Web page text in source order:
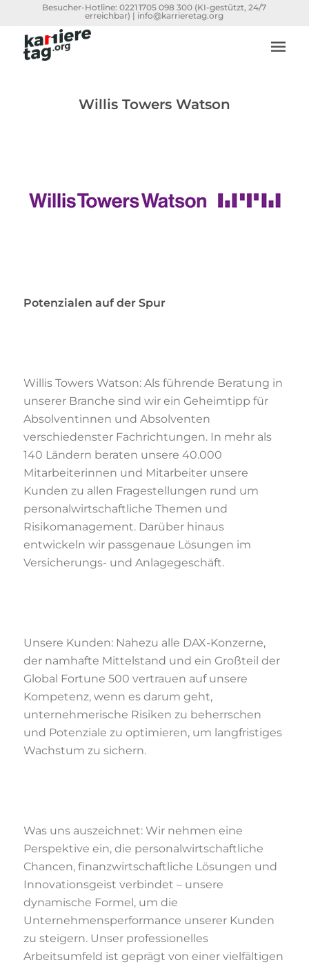
Besucher-Hotline:0221 1705 098 300 (KI-gestützt, 24/7
erreichbar) | info@karrieretag.org
Willis Towers Watson
Potenzialen auf der Spur
Willis Towers Watson: Als führende Beratung in
unserer Branche sind wir ein Geheimtipp für
Absolventinnen und Absolventen
verschiedenster Fachrichtungen. In mehr als
140 Ländern beraten unsere 40.000
Mitarbeiterinnen und Mitarbeiter unsere
Kunden zu allen Fragestellungen rund um
personalwirtschaftliche Themen und
Risikomanagement. Darüber hinaus
entwickeln wir passgenaue Lösungen im
Versicherungs- und Anlagegeschäft.
Unsere Kunden: Nahezu alle DAX-Konzerne,
der namhafte Mittelstand und ein Großteil der
Global Fortune 500 vertrauen auf unsere
Kompetenz, wenn es darum geht,
unternehmerische Risiken zu beherrschen
und Potenziale zu optimieren, um langfristiges
Wachstum zu sichern.
Was uns auszeichnet: Wir nehmen eine
Perspektive ein, die personalwirtschaftliche
Chancen, finanzwirtschaftliche Lösungen und
Innovationsgeist verbindet – unsere
dynamische Formel, um die
Unternehmensperformance unserer Kunden
zu steigern. Unser professionelles
Arbeitsumfeld ist geprägt von einer vielfältigen